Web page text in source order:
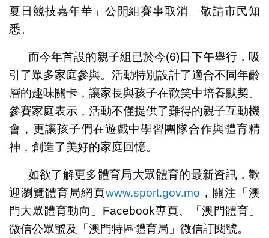
夏日競技嘉年華」公開組賽事取消。敬請市民知
悉。
而今年首設的親子組已於今(6)日下午舉行，吸
引了眾多家庭參與。活動特別設計了適合不同年齡
層的趣味關卡，讓家長與孩子在歡笑中培養默契。
參賽家庭表示，活動不僅提供了難得的親子互動機
會，更讓孩子們在遊戲中學習團隊合作與體育精
神，創造了美好的家庭回憶。
如欲了解更多體育局大眾體育的最新資訊，歡
迎瀏覽體育局網頁www.sport.gov.mo ，關注「澳
門大眾體育動向」Facebook專頁、「澳門體育」
微信公眾號及「澳門特區體育局」微信訂閱號。